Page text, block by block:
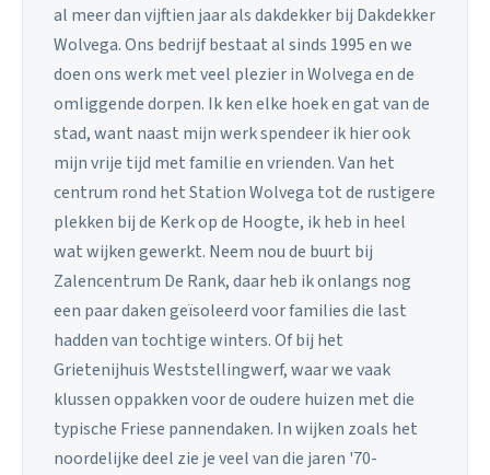
al meer dan vijftien jaar als dakdekker bij Dakdekker
Wolvega. Ons bedrijf bestaat al sinds 1995 en we
doen ons werk met veel plezier in Wolvega en de
omliggende dorpen. Ik ken elke hoek en gat van de
stad, want naast mijn werk spendeer ik hier ook
mijn vrije tijd met familie en vrienden. Van het
centrum rond het Station Wolvega tot de rustigere
plekken bij de Kerk op de Hoogte, ik heb in heel
wat wijken gewerkt. Neem nou de buurt bij
Zalencentrum De Rank, daar heb ik onlangs nog
een paar daken geïsoleerd voor families die last
hadden van tochtige winters. Of bij het
Grietenijhuis Weststellingwerf, waar we vaak
klussen oppakken voor de oudere huizen met die
typische Friese pannendaken. In wijken zoals het
noordelijke deel zie je veel van die jaren '70-